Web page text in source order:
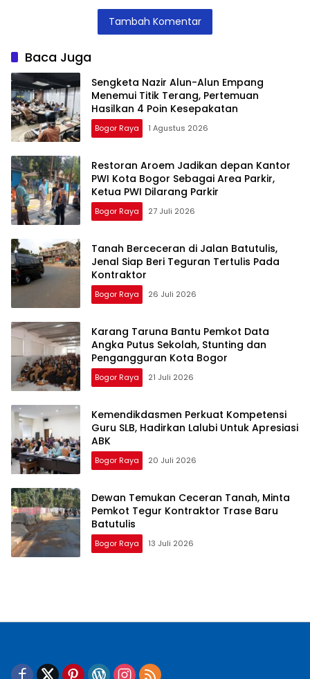
Lalubi Untuk
Apresiasi ABK
Trase Baru
Tambah Komentar
Baca Juga
Sengketa Nazir Alun-Alun Empang
Menemui Titik Terang, Pertemuan
Hasilkan 4 Poin Kesepakatan
Bogor Raya 1 Agustus 2026
Restoran Aroem Jadikan depan Kantor
PWI Kota Bogor Sebagai Area Parkir,
Ketua PWI Dilarang Parkir
Bogor Raya 27 Juli 2026
Tanah Berceceran di Jalan Batutulis,
Jenal Siap Beri Teguran Tertulis Pada
Kontraktor
Bogor Raya 26 Juli 2026
Karang Taruna Bantu Pemkot Data
Angka Putus Sekolah, Stunting dan
Pengangguran Kota Bogor
Bogor Raya 21 Juli 2026
Kemendikdasmen Perkuat Kompetensi
Guru SLB, Hadirkan Lalubi Untuk Apresiasi
ABK
Bogor Raya 20 Juli 2026
Dewan Temukan Ceceran Tanah, Minta
Pemkot Tegur Kontraktor Trase Baru
Batutulis
Bogor Raya 13 Juli 2026